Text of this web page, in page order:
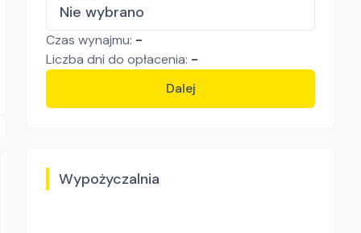
Nie wybrano
Czas wynajmu: -
Liczba dni do opłacenia: -
Dalej
Wypożyczalnia